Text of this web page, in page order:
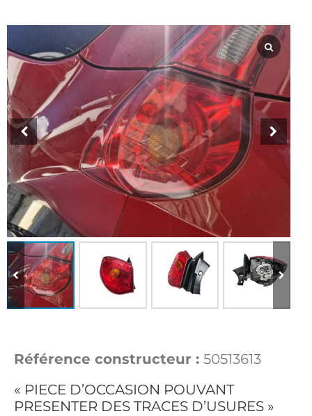
Référence constructeur : 50513613
« PIECE D’OCCASION POUVANT
PRESENTER DES TRACES D’USURES »